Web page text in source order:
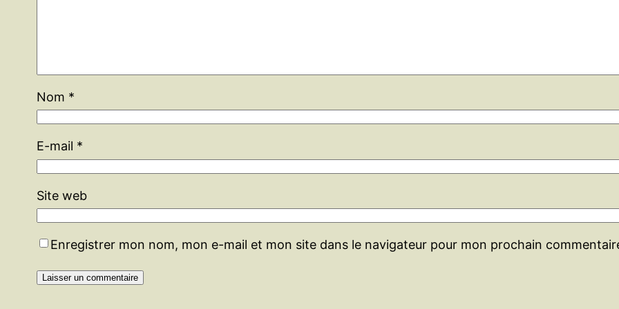
Nom *
E-mail *
Site web
Enregistrer mon nom, mon e-mail et mon site dans le navigateur pour mon prochain